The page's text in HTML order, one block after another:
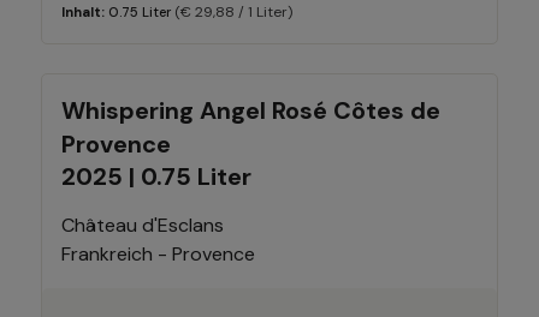
Inhalt: 0.75 Liter (€ 29,88 / 1 Liter)
Whispering Angel Rosé Côtes de
Provence
2025 | 0.75 Liter
Château d'Esclans
Frankreich - Provence